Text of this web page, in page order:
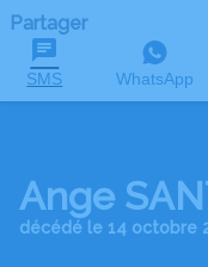
Partager
SMS WhatsApp
Ange
décédé le 14 octobre